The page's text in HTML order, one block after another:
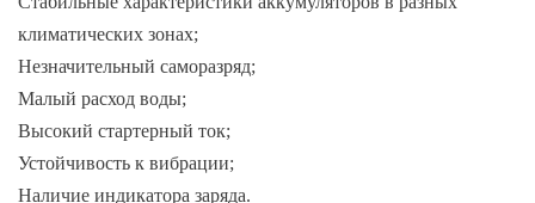
климатических зонах;
Незначительный саморазряд;
Малый расход воды;
Высокий стартерный ток;
Устойчивость к вибрации;
Наличие индикатора заряда.